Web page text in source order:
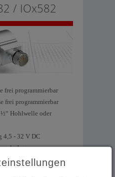
/ IOx582
frei programmierbar
frei programmierbar
Hohlwelle oder
4,5 - 32 V DC
Justage
Drehgeber von TR-